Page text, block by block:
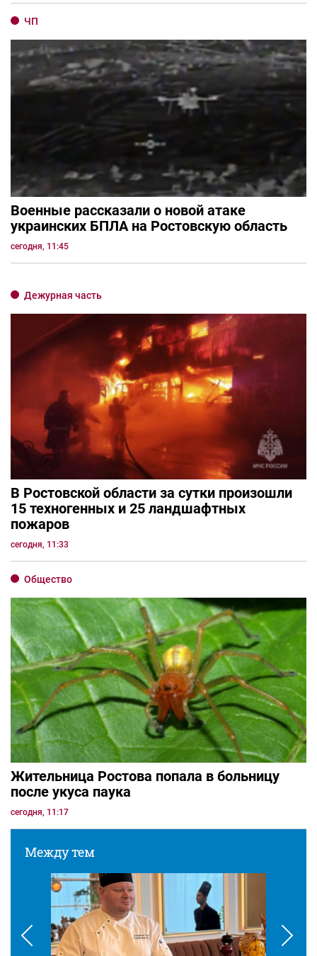
ЧП
Военные рассказали о новой атаке
украинских БПЛА на Ростовскую область
сегодня, 11:45
Дежурная часть
В Ростовской области за сутки произошли
15 техногенных и 25 ландшафтных
пожаров
сегодня, 11:33
Общество
Жительница Ростова попала в больницу
после укуса паука
сегодня, 11:17
Между тем